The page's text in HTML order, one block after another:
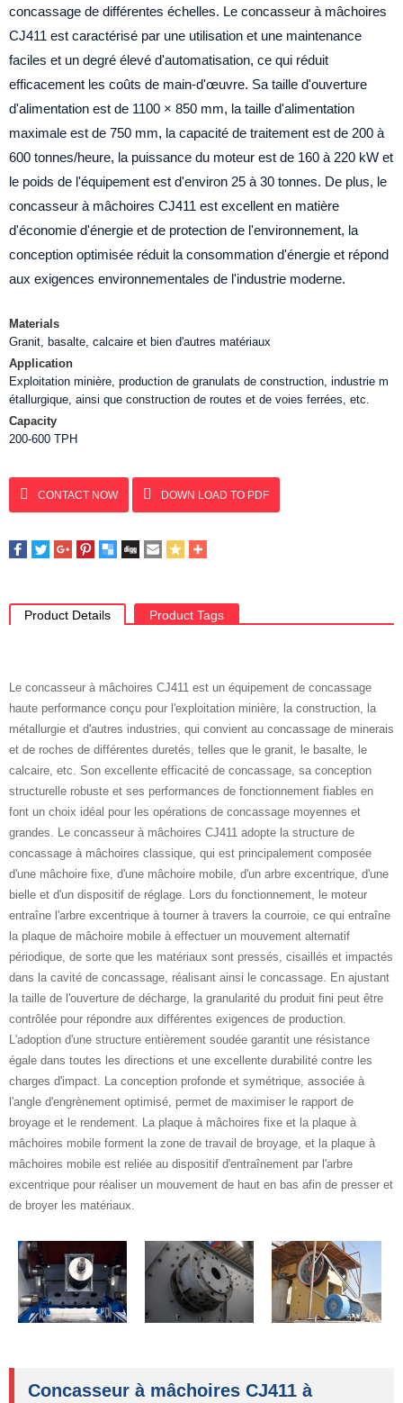
concassage de différentes échelles. Le concasseur à mâchoires
CJ411 est caractérisé par une utilisation et une maintenance
faciles et un degré élevé d'automatisation, ce qui réduit
efficacement les coûts de main-d'œuvre. Sa taille d'ouverture
d'alimentation est de 1100 × 850 mm, la taille d'alimentation
maximale est de 750 mm, la capacité de traitement est de 200 à
600 tonnes/heure, la puissance du moteur est de 160 à 220 kW et
le poids de l'équipement est d'environ 25 à 30 tonnes. De plus, le
concasseur à mâchoires CJ411 est excellent en matière
d'économie d'énergie et de protection de l'environnement, la
conception optimisée réduit la consommation d'énergie et répond
aux exigences environnementales de l'industrie moderne.
Materials
Granit, basalte, calcaire et bien d'autres matériaux
Application
Exploitation minière, production de granulats de construction, industrie m
étallurgique, ainsi que construction de routes et de voies ferrées, etc.
Capacity
200-600 TPH‌
CONTACT NOW DOWN LOAD TO PDF
Product Details Product Tags
Le concasseur à mâchoires CJ411 est un équipement de concassage
haute performance conçu pour l'exploitation minière, la construction, la
métallurgie et d'autres industries, qui convient au concassage de minerais
et de roches de différentes duretés, telles que le granit, le basalte, le
calcaire, etc. Son excellente efficacité de concassage, sa conception
structurelle robuste et ses performances de fonctionnement fiables en
font un choix idéal pour les opérations de concassage moyennes et
grandes. Le concasseur à mâchoires CJ411 adopte la structure de
concassage à mâchoires classique, qui est principalement composée
d'une mâchoire fixe, d'une mâchoire mobile, d'un arbre excentrique, d'une
bielle et d'un dispositif de réglage. Lors du fonctionnement, le moteur
entraîne l'arbre excentrique à tourner à travers la courroie, ce qui entraîne
la plaque de mâchoire mobile à effectuer un mouvement alternatif
périodique, de sorte que les matériaux sont pressés, cisaillés et impactés
dans la cavité de concassage, réalisant ainsi le concassage. En ajustant
la taille de l'ouverture de décharge, la granularité du produit fini peut être
contrôlée pour répondre aux différentes exigences de production.
L'adoption d'une structure entièrement soudée garantit une résistance
égale dans toutes les directions et une excellente durabilité contre les
charges d'impact. La conception profonde et symétrique, associée à
l'angle d'engrènement optimisé, permet de maximiser le rapport de
broyage et le rendement. La plaque à mâchoires fixe et la plaque à
mâchoires mobile forment la zone de travail de broyage, et la plaque à
mâchoires mobile est reliée au dispositif d'entraînement par l'arbre
excentrique pour réaliser un mouvement de haut en bas afin de presser et
de broyer les matériaux.
Concasseur à mâchoires CJ411 à